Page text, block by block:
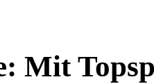
Mit